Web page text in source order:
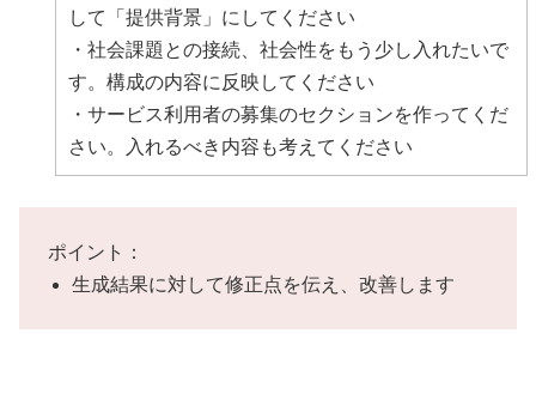
（略：STEP1で作成した内容）
以上の内容を踏まえて、プレスリリースの構成案を
作成してください。日本向けの様式でお願いしま
す。
して「提供背景」にしてください
・社会課題との接続、社会性をもう少し入れたいで
す。構成の内容に反映してください
・サービス利用者の募集のセクションを作ってくだ
さい。入れるべき内容も考えてください
ポイント：
生成結果に対して修正点を伝え、改善します